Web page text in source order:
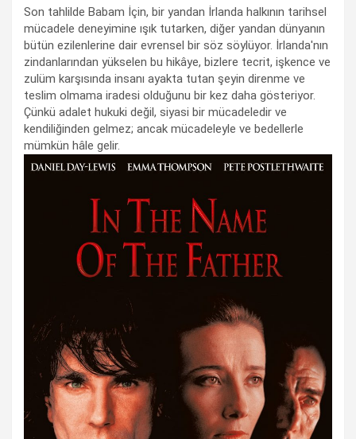
Son tahlilde Babam İçin, bir yandan İrlanda halkının tarihsel
mücadele deneyimine ışık tutarken, diğer yandan dünyanın
bütün ezilenlerine dair evrensel bir söz söylüyor. İrlanda'nın
zindanlarından yükselen bu hikâye, bizlere tecrit, işkence ve
zulüm karşısında insanı ayakta tutan şeyin direnme ve
teslim olmama iradesi olduğunu bir kez daha gösteriyor.
Çünkü adalet hukuki değil, siyasi bir mücadeledir ve
kendiliğinden gelmez; ancak mücadeleyle ve bedellerle
mümkün hâle gelir.